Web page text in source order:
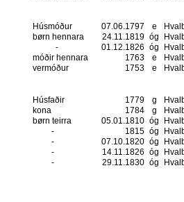
Húsmóður 07.06.1797 e
børn hennara 24.11.1819 óg
- 01.12.1826 óg
móðir hennara 1763 e
vermóður 1753 e
Húsfaðir 1779 g
kona 1784 g
børn teirra 05.01.1810 óg
- 1815 óg
- 07.10.1820 óg
- 14.11.1826 óg
- 29.11.1830 óg